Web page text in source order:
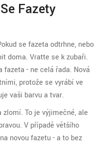
Fazety
se fazeta odtrhne, nebo
doma. Vraťte se k zubaři.
- ne celá řada. Nová
protože se vyrábí ve
vaši barvu a tvar.
To je výjimečné, ale
V případě většího
novou fazetu - a to bez